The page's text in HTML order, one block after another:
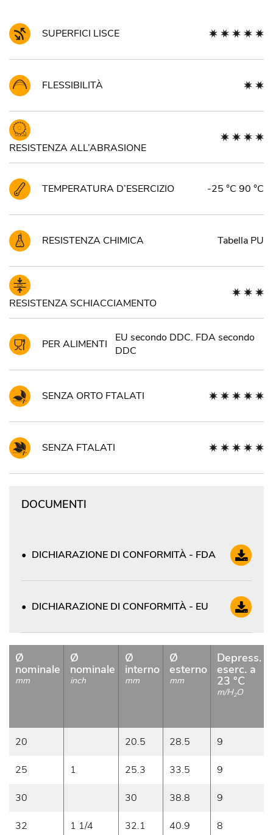
SUPERFICI LISCE
FLESSIBILITÀ
RESISTENZA ALL’ABRASIONE
TEMPERATURA D’ESERCIZIO -25 °C 90 °C
RESISTENZA CHIMICA Tabella PU
RESISTENZA SCHIACCIAMENTO
PER ALIMENTI
EU secondo DDC. FDA secondo
DDC
SENZA ORTO FTALATI
SENZA FTALATI
DOCUMENTI
DICHIARAZIONE DI CONFORMITÀ - FDA
DICHIARAZIONE DI CONFORMITÀ - EU
Ø
nominale
mm
Ø
nominale
inch
Ø
interno
mm
Ø
esterno
mm
Depress.
eserc. a
23 °C
m/H2O
20 20.5 28.5 9
25 1 25.3 33.5 9
30 30 38.8 9
32 1 1/4 32.1 40.9 8